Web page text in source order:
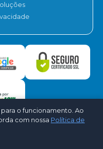
os direitos reservados -
o funcionamento. Ao
com nossa Política de